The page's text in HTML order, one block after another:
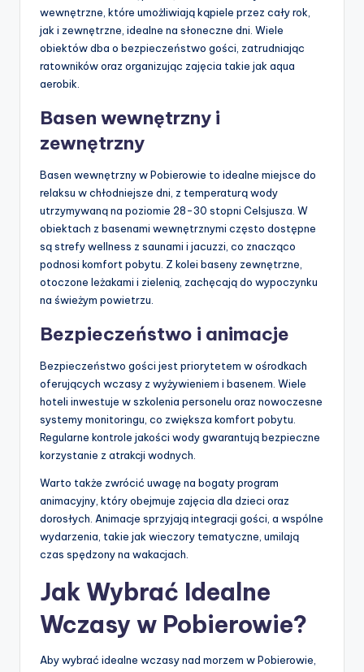
wewnętrzne, które umożliwiają kąpiele przez cały rok,
jak i zewnętrzne, idealne na słoneczne dni. Wiele
obiektów dba o bezpieczeństwo gości, zatrudniając
ratowników oraz organizując zajęcia takie jak aqua
aerobik.
Basen wewnętrzny i
zewnętrzny
Basen wewnętrzny w Pobierowie to idealne miejsce do
relaksu w chłodniejsze dni, z temperaturą wody
utrzymywaną na poziomie 28-30 stopni Celsjusza. W
obiektach z basenami wewnętrznymi często dostępne
są strefy wellness z saunami i jacuzzi, co znacząco
podnosi komfort pobytu. Z kolei baseny zewnętrzne,
otoczone leżakami i zielenią, zachęcają do wypoczynku
na świeżym powietrzu.
Bezpieczeństwo i animacje
Bezpieczeństwo gości jest priorytetem w ośrodkach
oferujących wczasy z wyżywieniem i basenem. Wiele
hoteli inwestuje w szkolenia personelu oraz nowoczesne
systemy monitoringu, co zwiększa komfort pobytu.
Regularne kontrole jakości wody gwarantują bezpieczne
korzystanie z atrakcji wodnych.
Warto także zwrócić uwagę na bogaty program
animacyjny, który obejmuje zajęcia dla dzieci oraz
dorosłych. Animacje sprzyjają integracji gości, a wspólne
wydarzenia, takie jak wieczory tematyczne, umilają
czas spędzony na wakacjach.
Jak Wybrać Idealne
Wczasy w Pobierowie?
Aby wybrać idealne wczasy nad morzem w Pobierowie,